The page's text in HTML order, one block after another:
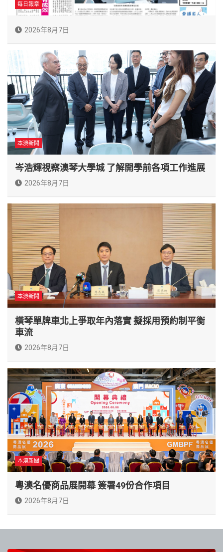
每日報章
2026年8月7日
本澳新聞
岑浩輝視察澳琴大學城 了解開學前各項工作進展
2026年8月7日
本澳新聞
橫琴單牌車北上爭取年內落實 擬採用預約制平衡
車流
2026年8月7日
本澳新聞
粵澳名優商品展開幕 簽署49份合作項目
2026年8月7日